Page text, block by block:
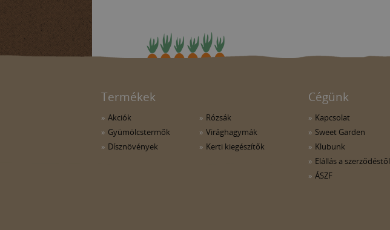
Termékek
Akciók
Gyümölcstermők
Dísznövények
Rózsák
Virághagymák
Kerti kiegészítők
Cégünk
Kapcsolat
Sweet Garden
Klubunk
Elállás a szerződéstől
ÁSZF